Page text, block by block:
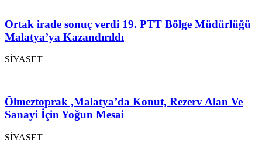
Ortak irade sonuç verdi 19. PTT Bölge Müdürlüğü
Malatya’ya Kazandırıldı
SİYASET
Ölmeztoprak ,Malatya’da Konut, Rezerv Alan Ve
Sanayi İçin Yoğun Mesai
SİYASET